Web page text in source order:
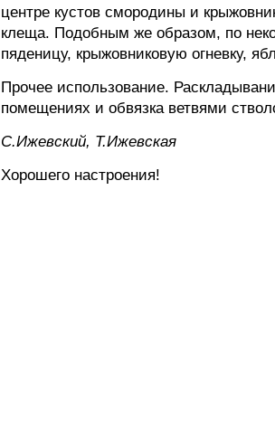
центре кустов смородины и
клеща. Подобным же образом, по
пяденицу, крыжовниковую огневку,
Прочее использование.
помещениях и обвязка ветвями
С.Ижевский, Т.Ижевская
Хорошего настроения!